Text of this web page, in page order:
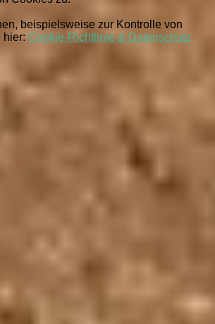
beispielsweise zur Kontrolle von
hier: Cookie-Richtlinie & Datenschutz